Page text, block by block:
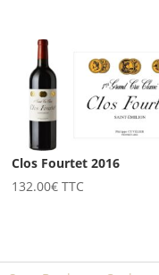
Clos Fourtet 2016
132.00€ TTC